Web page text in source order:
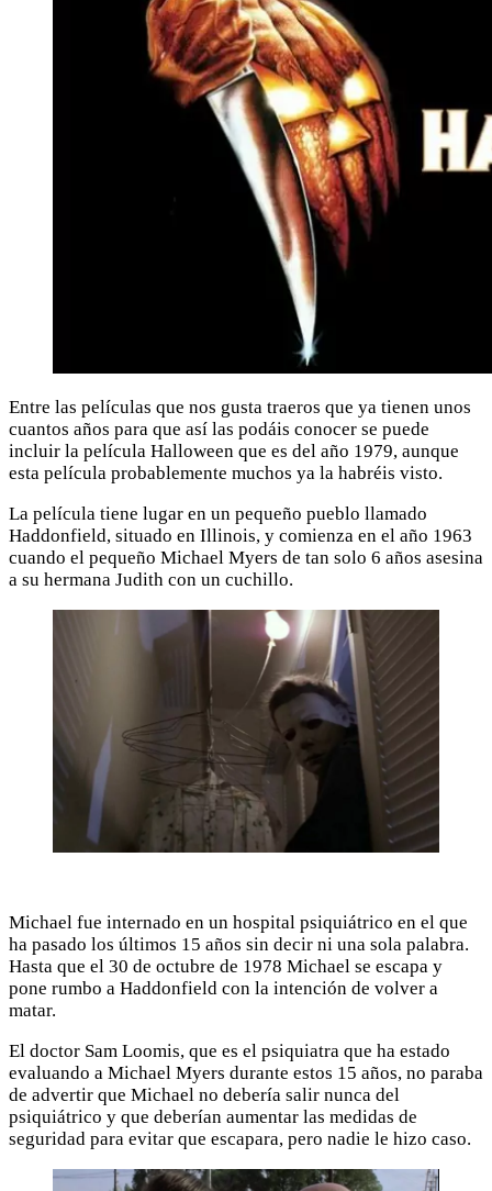
Entre las películas que nos gusta traeros que ya tienen unos
cuantos años para que así las podáis conocer se puede
incluir la película Halloween que es del año 1979, aunque
esta película probablemente muchos ya la habréis visto.
La película tiene lugar en un pequeño pueblo llamado
Haddonfield, situado en Illinois, y comienza en el año 1963
cuando el pequeño Michael Myers de tan solo 6 años asesina
a su hermana Judith con un cuchillo.
Michael fue internado en un hospital psiquiátrico en el que
ha pasado los últimos 15 años sin decir ni una sola palabra.
Hasta que el 30 de octubre de 1978 Michael se escapa y
pone rumbo a Haddonfield con la intención de volver a
matar.
El doctor Sam Loomis, que es el psiquiatra que ha estado
evaluando a Michael Myers durante estos 15 años, no paraba
de advertir que Michael no debería salir nunca del
psiquiátrico y que deberían aumentar las medidas de
seguridad para evitar que escapara, pero nadie le hizo caso.